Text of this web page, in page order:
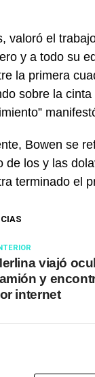
valoró el
y a todo su
la primera
sobre la
Bowen se
de los y las
terminado el
viajó
y
internet